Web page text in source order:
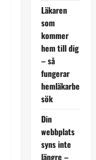
Läkaren
som
kommer
hem till dig
– så
fungerar
hemläkarbe
sök
Din
webbplats
syns inte
längre –